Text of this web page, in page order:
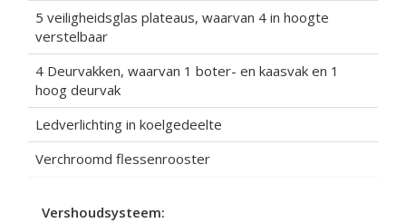
5 veiligheidsglas plateaus, waarvan 4 in hoogte
verstelbaar
4 Deurvakken, waarvan 1 boter- en kaasvak en 1
hoog deurvak
Ledverlichting in koelgedeelte
Verchroomd flessenrooster
Vershoudsysteem: